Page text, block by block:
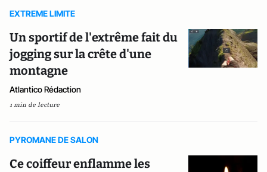
EXTREME LIMITE
Un sportif de l'extrême fait du
jogging sur la crête d'une
montagne
Atlantico Rédaction
1 min de lecture
PYROMANE DE SALON
Ce coiffeur enflamme les